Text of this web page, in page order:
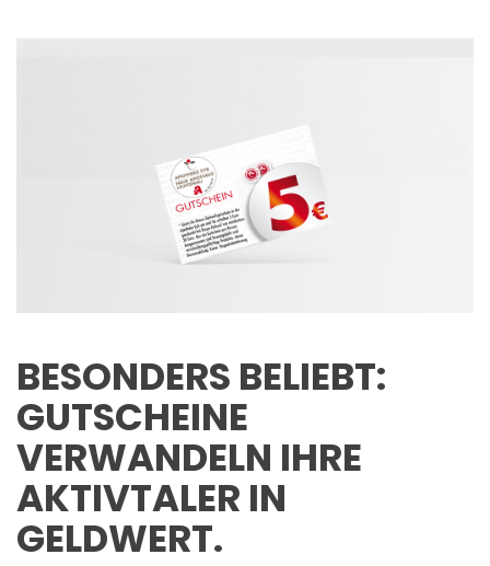
BESONDERS BELIEBT:
GUTSCHEINE
VERWANDELN IHRE
AKTIVTALER IN
GELDWERT.